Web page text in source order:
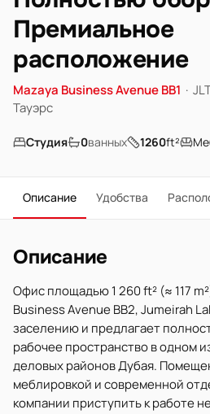
Премиальное
расположение
Mazaya Business Avenue BB1 ·
Тауэрс
Студия 0ванных 1260ft²
Описание Удобства
Описание
Офис площадью 1 260 ft² (≈ 117
Business Avenue BB2, Jumeirah
заселению и предлагает
рабочее пространство в одном
деловых районов Дубая.
меблировкой и современной
компании приступить к работе